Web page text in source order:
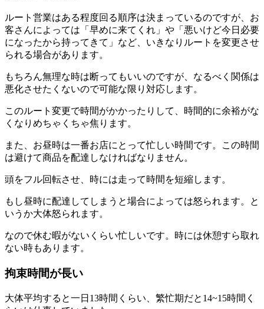
ルート営業はある程度回る順序は決まっているのですが、お
客さんによっては「早めに来てくれ」や「悪いけど今日必要
になったから持ってきて」など、いきなりルートを変更させ
られる場合があります。
もちろん無理な時は断ってもいいのですが、なるべく関係は
悪化させたくないので可能な限り対応します。
このルート変更で時間がかかったりして、時間的に余裕がな
くなりめちゃくちゃ焦ります。
また、お昼時は一番お店にとって忙しい時間です。この時間
は避けて商品を配達しなければなりません。
頭をフル回転させ、時には走って時間を短縮します。
もし昼時に配達してしまうと場合によっては怒られます。と
いうか大体怒られます。
なので休む暇がないくらい忙しいです。時には休憩すら取れ
ない時もあります。
拘束時間が長い
大体平均すると一日13時間くらい、繁忙期だと14~15時間く